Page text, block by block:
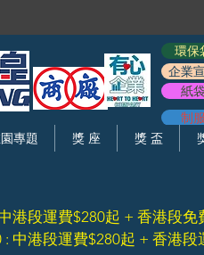
專題 獎 座 獎 盃
環保
企業
紙
制
段運費$280起 + 香港段免
港段運費$280起 + 香港段